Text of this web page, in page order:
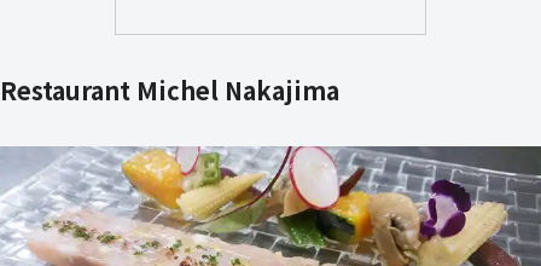
Restaurant Michel Nakajima